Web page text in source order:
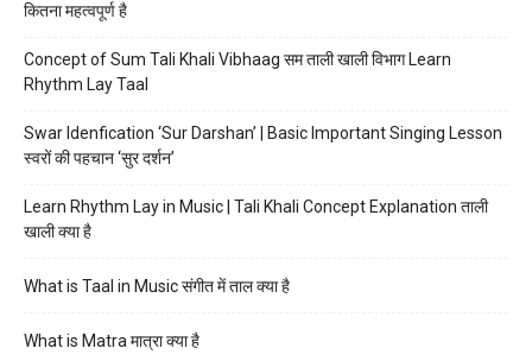
कितना महत्वपूर्ण है
Concept of Sum Tali Khali Vibhaag सम ताली खाली विभाग Learn
Rhythm Lay Taal
Swar Idenfication ‘Sur Darshan’ | Basic Important Singing Lesson
स्वरों की पहचान ‘सुर दर्शन’
Learn Rhythm Lay in Music | Tali Khali Concept Explanation ताली
खाली क्या है
What is Taal in Music संगीत में ताल क्या है
What is Matra मात्रा क्या है